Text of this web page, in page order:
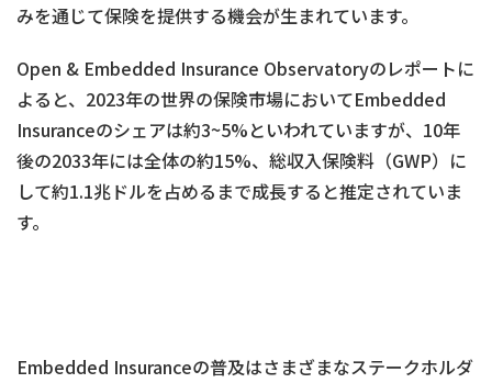
みを通じて保険を提供する機会が生まれています。
Open & Embedded Insurance Observatoryのレポートに
よると、2023年の世界の保険市場においてEmbedded
Insuranceのシェアは約3~5%といわれていますが、10年
後の2033年には全体の約15%、総収入保険料（GWP）に
して約1.1兆ドルを占めるまで成長すると推定されていま
す。
Embedded Insuranceの普及はさまざまなステークホルダ